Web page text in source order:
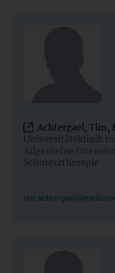
Achtergael, Tim,
Universitätsklinik
Allgemeine
Schmerztherapie